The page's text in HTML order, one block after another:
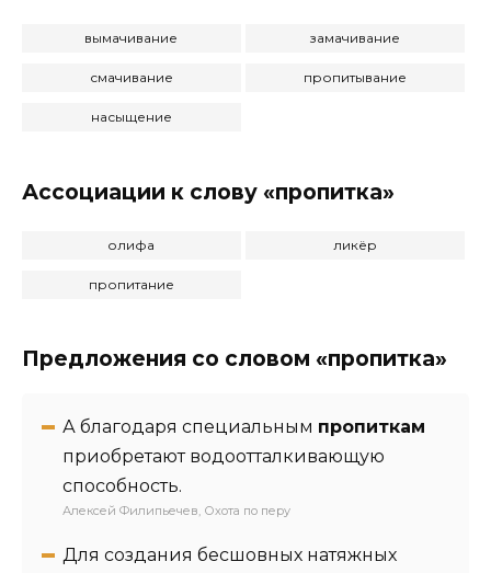
вымачивание замачивание
смачивание пропитывание
насыщение
Ассоциации к слову «пропитка»
олифа ликёр
пропитание
Предложения со словом «пропитка»
А благодаря специальным пропиткам
приобретают водоотталкивающую
способность.
Алексей Филипьечев, Охота по перу
Для создания бесшовных натяжных